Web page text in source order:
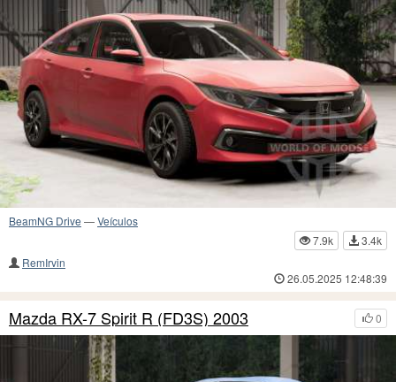
BeamNG Drive —Veículos
7.9k
3.4k
RemIrvin
26.05.2025 12:48:39
0
Mazda RX-7 Spirit R (FD3S) 2003